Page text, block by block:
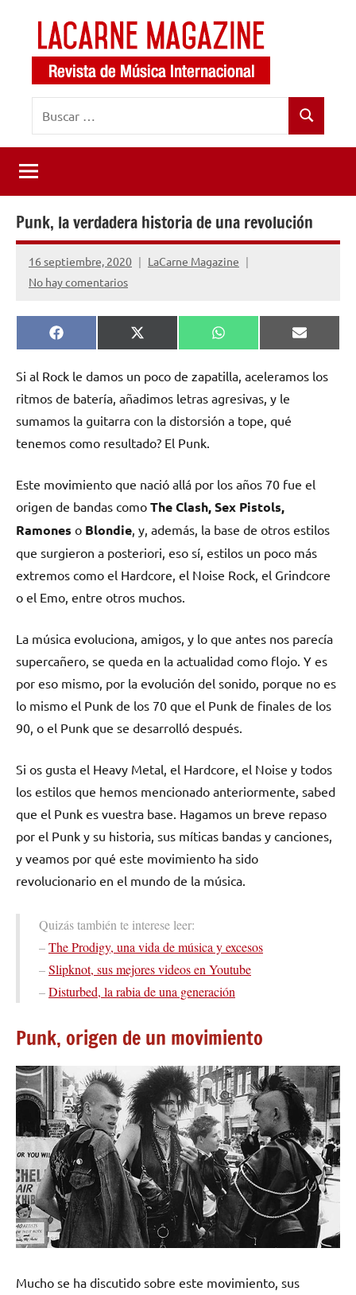
contenido
LaCarne
Magazine
de
música
internacional
Buscar
Punk, la verdadera historia de una revolución
16 septiembre, 2020
LaCarne Magazine
No hay comentarios
Compartir
en
Facebook
Compartir
en
X
(Twitter)
Compartir
en
WhatsApp
en
Email
Si al Rock le damos un poco de zapatilla, aceleramos los
ritmos de batería, añadimos letras agresivas, y le
sumamos la guitarra con la distorsión a tope, qué
tenemos como resultado? El Punk.
Este movimiento que nació allá por los años 70 fue el
origen de bandas como The Clash, Sex Pistols,
Ramones o Blondie , y, además, la base de otros estilos
que surgieron a posteriori, eso sí, estilos un poco más
extremos como el Hardcore, el Noise Rock, el Grindcore
o el Emo, entre otros muchos.
La música evoluciona, amigos, y lo que antes nos parecía
supercañero, se queda en la actualidad como flojo. Y es
por eso mismo, por la evolución del sonido, porque no es
lo mismo el Punk de los 70 que el Punk de finales de los
90, o el Punk que se desarrolló después.
Si os gusta el Heavy Metal, el Hardcore, el Noise y todos
los estilos que hemos mencionado anteriormente, sabed
que el Punk es vuestra base. Hagamos un breve repaso
por el Punk y su historia, sus míticas bandas y canciones,
y veamos por qué este movimiento ha sido
revolucionario en el mundo de la música.
Quizás también te interese leer:
–The Prodigy, una vida de música y excesos
–Slipknot, sus mejores videos en Youtube
–Disturbed, la rabia de una generación
Punk, origen de un movimiento
Mucho se ha discutido sobre este movimiento, sus